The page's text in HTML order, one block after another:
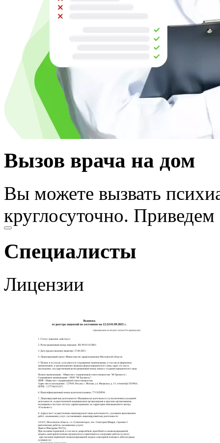
Вызов врача на дом
Вы можете вызвать
круглосуточно.
Специалисты
Лицензии